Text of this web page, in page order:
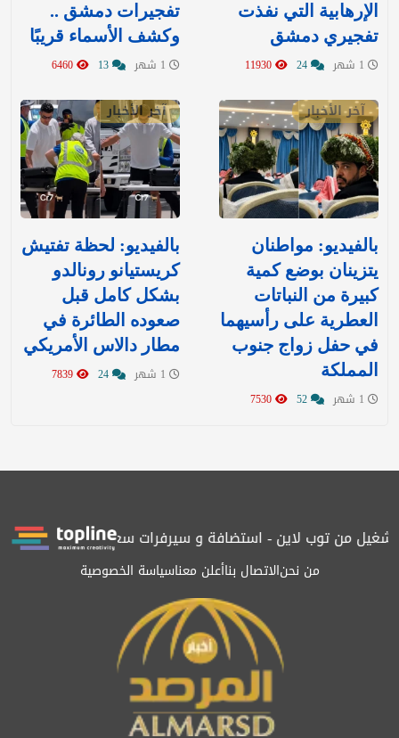
الإرهابية التي نفذت
تفجيري دمشق
تفجيرات دمشق ..
وكشف الأسماء قريبًا
آخر الأخبار
بالفيديو: مواطنان
يتزينان بوضع كمية
كبيرة من النباتات
العطرية على رأسيهما
في حفل زواج جنوب
المملكة
آخر الأخبار
بالفيديو: لحظة تفتيش
كريستيانو رونالدو
بشكل كامل قبل
صعوده الطائرة في
مطار دالاس الأمريكي
من توب لاين - استضافة و سيرفرات سعوديةالمرصد حاصلة
من نحنالاتصال بناأعلن معناسياسة الخصوصية